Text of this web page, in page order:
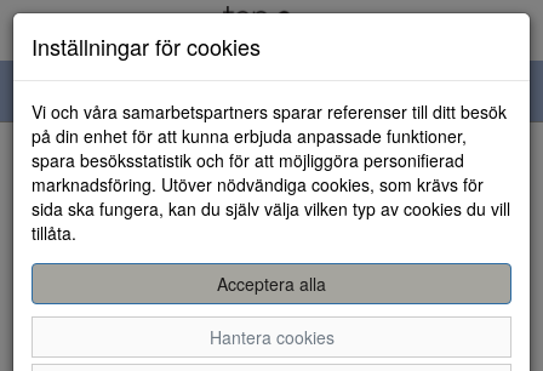
navigation
HEM
Inställningar för cookies
Vi och våra samarbetspartners sparar referenser till ditt besök
på din enhet för att kunna erbjuda anpassade funktioner,
spara besöksstatistik och för att möjliggöra personifierad
marknadsföring. Utöver nödvändiga cookies, som krävs för
sida ska fungera, kan du själv välja vilken typ av cookies du vill
tillåta.
Acceptera alla
Hantera cookies